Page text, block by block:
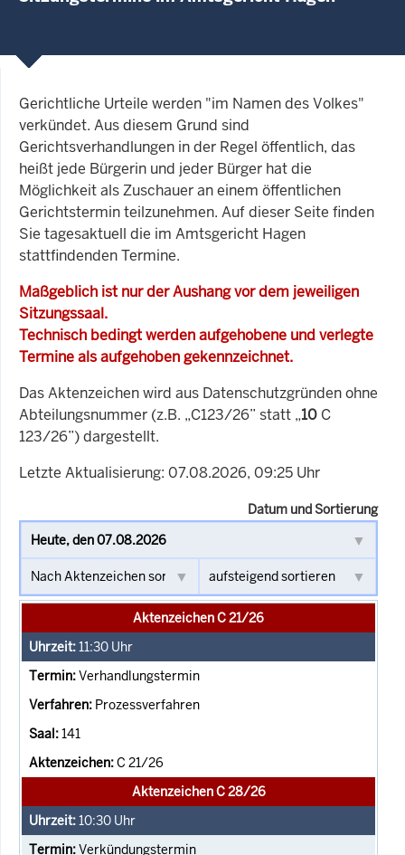
Gerichtliche Urteile werden "im Namen des Volkes"
verkündet. Aus diesem Grund sind
Gerichtsverhandlungen in der Regel öffentlich, das
heißt jede Bürgerin und jeder Bürger hat die
Möglichkeit als Zuschauer an einem öffentlichen
Gerichtstermin teilzunehmen. Auf dieser Seite finden
Sie tagesaktuell die im Amtsgericht Hagen
stattfindenden Termine.
Maßgeblich ist nur der Aushang vor dem jeweiligen
Sitzungssaal.
Technisch bedingt werden aufgehobene und verlegte
Termine als aufgehoben gekennzeichnet.
Das Aktenzeichen wird aus Datenschutzgründen ohne
Abteilungsnummer (z.B. „C123/26” statt „10 C
123/26”) dargestellt.
Letzte Aktualisierung: 07.08.2026, 09:25 Uhr
Datum und Sortierung
Aktenzeichen C 21/26
11:30 Uhr
Verhandlungstermin
Prozessverfahren
141
C 21/26
Aktenzeichen C 28/26
10:30 Uhr
Verkündungstermin